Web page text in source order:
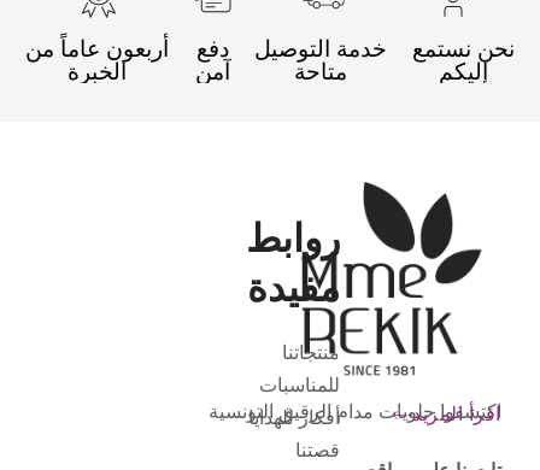
نحن نستمع
إليكم
خدمة التوصيل
متاحة
دفع
آمن
أربعون عاماً من
الخبرة
اكتشفوا حلويات مدام الرقيق التونسية
اقرأ المزيد
روابط
مفيدة
منتجاتنا
للمناسبات
أفكار للهدايا
قصتنا